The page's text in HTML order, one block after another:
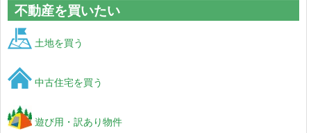
不動産を買いたい
土地を買う
中古住宅を買う
遊び用・訳あり物件